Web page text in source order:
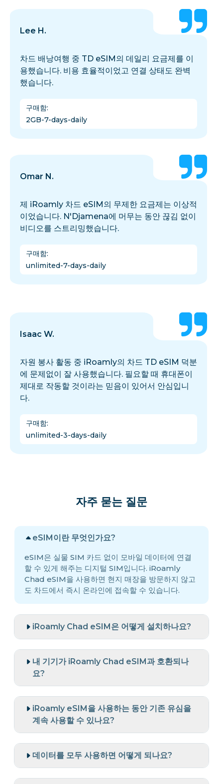
Lee H.
차드 배낭여행 중 TD eSIM의 데일리 요금제를 이
용했습니다. 비용 효율적이었고 연결 상태도 완벽
했습니다.
구매함:
2GB-7-days-daily
Omar N.
제 iRoamly 차드 eSIM의 무제한 요금제는 이상적
이었습니다. N'Djamena에 머무는 동안 끊김 없이
비디오를 스트리밍했습니다.
구매함:
unlimited-7-days-daily
Isaac W.
자원 봉사 활동 중 iRoamly의 차드 TD eSIM 덕분
에 문제없이 잘 사용했습니다. 필요할 때 휴대폰이
제대로 작동할 것이라는 믿음이 있어서 안심입니
다.
구매함:
unlimited-3-days-daily
자주 묻는 질문
eSIM이란 무엇인가요?
eSIM은 실물 SIM 카드 없이 모바일 데이터에 연결
할 수 있게 해주는 디지털 SIM입니다. iRoamly
Chad eSIM을 사용하면 현지 매장을 방문하지 않고
도 차드에서 즉시 온라인에 접속할 수 있습니다.
iRoamly Chad eSIM은 어떻게 설치하나요?
내 기기가 iRoamly Chad eSIM과 호환되나
요?
iRoamly eSIM을 사용하는 동안 기존 유심을
계속 사용할 수 있나요?
데이터를 모두 사용하면 어떻게 되나요?